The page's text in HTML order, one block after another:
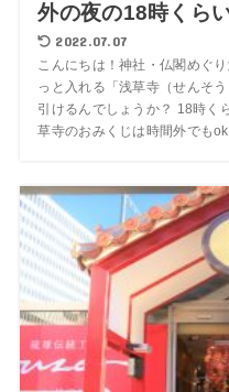
外の夜の18時くら
2022.07.07
こんにちは！神社・仏閣めぐ
っと入れる「浅草寺（せんそ
引けるんでしょうか？ 18時く
草寺のおみくじは時間外でも